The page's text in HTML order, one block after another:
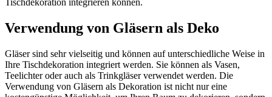
Verwendung von Gläsern als Deko
Gläser sind sehr vielseitig und können auf unterschiedliche Weise in
Ihre Tischdekoration integriert werden. Sie können als Vasen,
Teelichter oder auch als Trinkgläser verwendet werden. Die
Verwendung von Gläsern als Dekoration ist nicht nur eine